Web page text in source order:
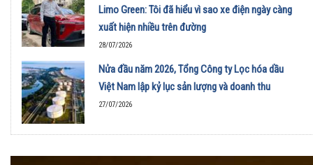
Limo Green: Tôi đã hiểu vì sao xe điện ngày càng
xuất hiện nhiều trên đường
28/07/2026
Nửa đầu năm 2026, Tổng Công ty Lọc hóa dầu
Việt Nam lập kỷ lục sản lượng và doanh thu
27/07/2026